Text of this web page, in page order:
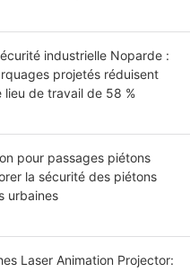
industrielle Noparde :
​​projetés réduisent
lieu de travail de 58 %
pour passages piétons
la sécurité des piétons
urbaines
Laser Animation Projector: